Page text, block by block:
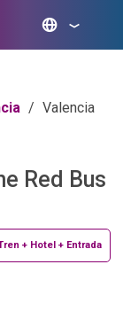
/ Valencia
Red Bus
+ Hotel + Entrada